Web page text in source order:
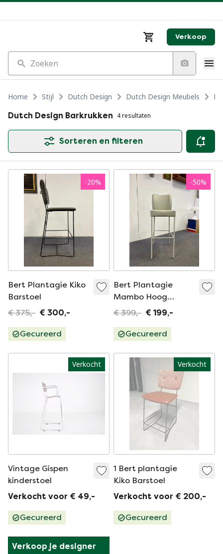
Verkoop
Zoeken
Home Stijl Dutch Design Dutch Design Meubels
Dutch Design Barkrukken 4 resultaten
Sorteren en filteren
-20%
Bert Plantagie Kiko
Barstoel
€ 375,- € 300,-
Gecureerd
-50%
Bert Plantagie
Mambo Hoog
Barstoel
€ 399,- € 199,-
Gecureerd
Verkocht
Vintage Gispen
kinderstoel
Verkocht voor € 49,-
Gecureerd
Verkocht
1 Bert plantagie
Kiko Barstoel
Verkocht voor € 200,-
Gecureerd
Verkoop je designer